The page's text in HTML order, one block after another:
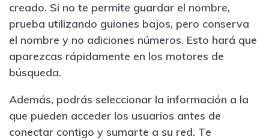
creado. Si no te permite guardar el nombre,
prueba utilizando guiones bajos, pero conserva
el nombre y no adiciones números. Esto hará que
aparezcas rápidamente en los motores de
búsqueda.
Además, podrás seleccionar la información a la
que pueden acceder los usuarios antes de
conectar contigo y sumarte a su red. Te